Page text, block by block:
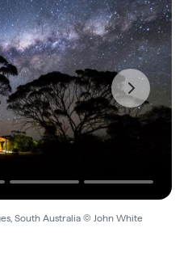
South Australia © John White